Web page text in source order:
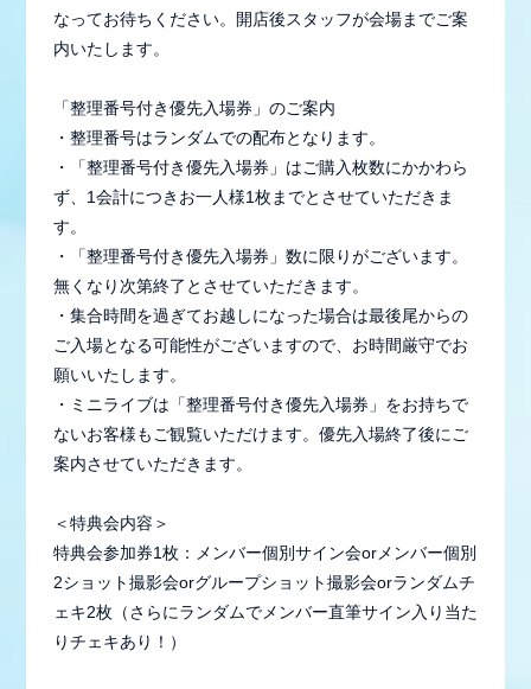
会員登録 ログイン
STAFF REPORT
MEMBER BLOG
RADIO
GALLERY
生配信
なってお待ちください。開店後スタッフが会場までご案
内いたします。
「整理番号付き優先入場券」のご案内
・整理番号はランダムでの配布となります。
・「整理番号付き優先入場券」はご購入枚数にかかわら
ず、1会計につきお一人様1枚までとさせていただきま
す。
・「整理番号付き優先入場券」数に限りがございます。
無くなり次第終了とさせていただきます。
・集合時間を過ぎてお越しになった場合は最後尾からの
ご入場となる可能性がございますので、お時間厳守でお
願いいたします。
・ミニライブは「整理番号付き優先入場券」をお持ちで
ないお客様もご観覧いただけます。優先入場終了後にご
案内させていただきます。
＜特典会内容＞
特典会参加券1枚：メンバー個別サイン会orメンバー個別
2ショット撮影会orグループショット撮影会orランダムチ
ェキ2枚（さらにランダムでメンバー直筆サイン入り当た
りチェキあり！）